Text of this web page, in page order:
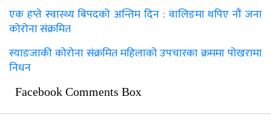
एक हप्ते स्वास्थ्य बिपदको अन्तिम दिन : वालिङमा थपिए नाैं जना
कोरोना संक्रमित
स्याङजाकी कोरोना संक्रमित महिलाको उपचारका क्रममा पोखरामा
निधन
Facebook Comments Box